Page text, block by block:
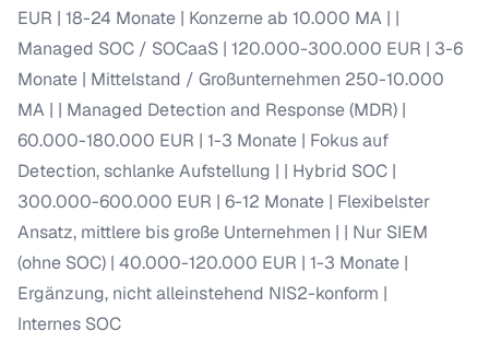
EUR | 18-24 Monate | Konzerne ab 10.000 MA | |
Managed SOC / SOCaaS | 120.000-300.000 EUR | 3-6
Monate | Mittelstand / Großunternehmen 250-10.000
MA | | Managed Detection and Response (MDR) |
60.000-180.000 EUR | 1-3 Monate | Fokus auf
Detection, schlanke Aufstellung | | Hybrid SOC |
300.000-600.000 EUR | 6-12 Monate | Flexibelster
Ansatz, mittlere bis große Unternehmen | | Nur SIEM
(ohne SOC) | 40.000-120.000 EUR | 1-3 Monate |
Ergänzung, nicht alleinstehend NIS2-konform |
Internes SOC